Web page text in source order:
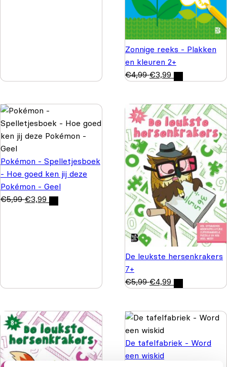
Zonnige reeks - Plakken
en kleuren 2+
€4,99 €3,99
Pokémon - Spelletjesboek
- Hoe goed ken jij deze
Pokémon - Geel
€5,99 €3,99
De leukste hersenkrakers
7+
€5,99 €4,99
De tafelfabriek - Word
een wiskid